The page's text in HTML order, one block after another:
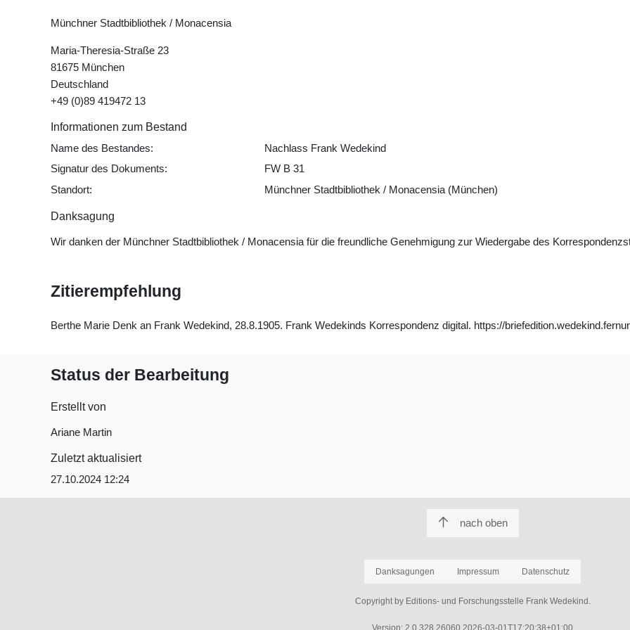
Münchner Stadtbibliothek / Monacensia
Maria-Theresia-Straße 23
81675 München
Deutschland
+49 (0)89 419472 13
Informationen zum Bestand
Name des Bestandes:
Nachlass Frank Wedekind
Signatur des Dokuments:
FW B 31
Standort:
Münchner Stadtbibliothek / Monacensia (München)
Danksagung
Wir danken der Münchner Stadtbibliothek / Monacensia für die freundliche Genehmigung zur Wiedergabe des
Zitierempfehlung
Berthe Marie Denk an Frank Wedekind, 28.8.1905. Frank Wedekinds Korrespondenz digital. https://
Status der Bearbeitung
Erstellt von
Ariane Martin
Zuletzt aktualisiert
27.10.2024 12:24
nach oben
Danksagungen Impressum Datenschutz
Copyright by Editions- und Forschungsstelle Frank Wedekind.